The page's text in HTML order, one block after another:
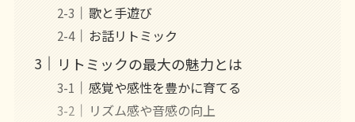
歌と手遊び
お話リトミック
リトミックの最大の魅力とは
感覚や感性を豊かに育てる
リズム感や音感の向上